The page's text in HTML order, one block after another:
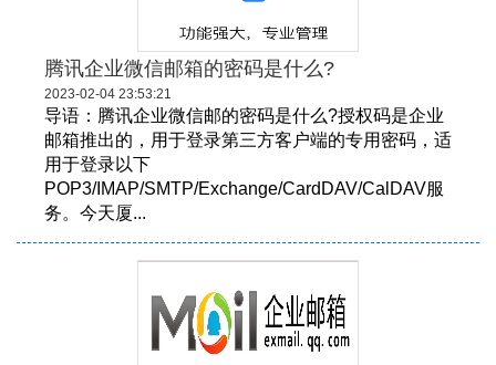
腾讯企业微信邮箱的密码是什么?
2023-02-04 23:53:21
导语：腾讯企业微信邮的密码是什么?授权码是企业
邮箱推出的，用于登录第三方客户端的专用密码，适
用于登录以下
POP3/IMAP/SMTP/Exchange/CardDAV/CalDAV服
务。今天厦...